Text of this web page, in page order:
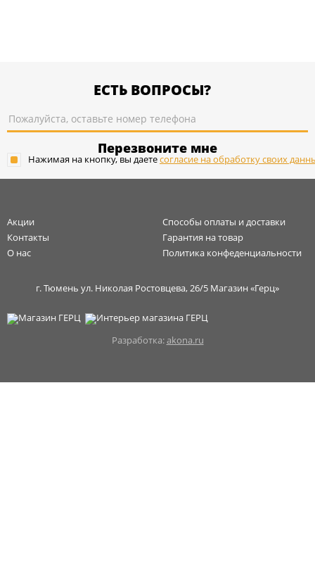
ЕСТЬ ВОПРОСЫ?
Перезвоните мне
Нажимая на кнопку, вы даетесогласие на обработку своих
Акции
Контакты
О нас
Способы оплаты и доставки
Гарантия на товар
Политика конфеденциальности
г. Тюмень ул. Николая Ростовцева, 26/5 Магазин «Герц»
Разработка:akona.ru